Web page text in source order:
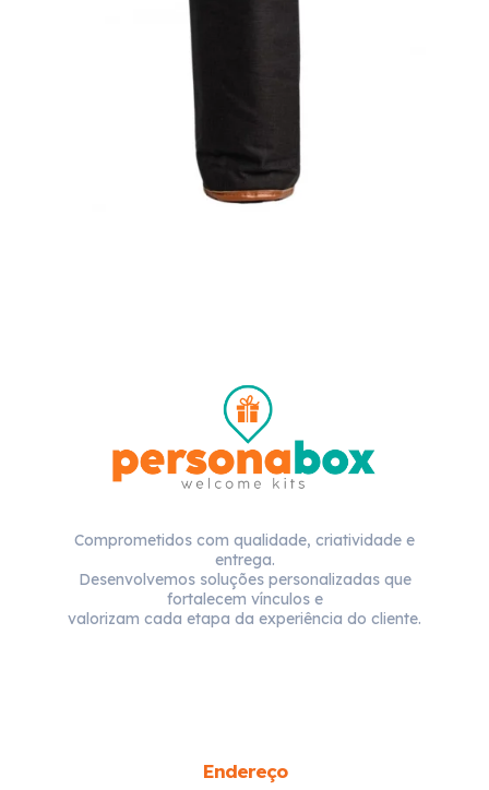
Comprometidos com qualidade, criatividade e
entrega.
Desenvolvemos soluções personalizadas que
fortalecem vínculos e
valorizam cada etapa da experiência do cliente.
Endereço